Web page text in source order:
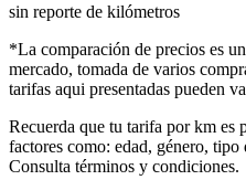
sin reporte de kilómetros
*La comparación de precios es
mercado, tomada de varios
tarifas aqui presentadas pueden
Recuerda que tu tarifa por km es
factores como: edad, género,
Consulta términos y condiciones.